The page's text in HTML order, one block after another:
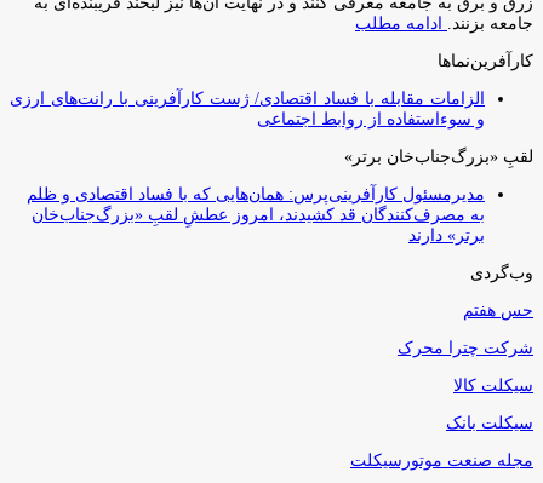
جامعه بزنند.
ادامه مطلب
کارآفرین‌نماها
الزامات مقابله با فساد اقتصادی/ ژست کارآفرینی با رانت‌های ارزی
و سوءاستفاده از روابط اجتماعی
لقبِ «بزرگ‌جناب‌خان برتر»
مدیرمسئول کارآفرینی‌پرس: همان‌هایی که با فساد اقتصادی و ظلم
به مصرف‌کنندگان قد کشیدند، امروز عطشِ لقبِ «بزرگ‌جناب‌خان
برتر» دارند
وب‌گردی
حس هفتم
شرکت چترا محرک
سیکلت کالا
سیکلت بانک
مجله صنعت موتورسیکلت